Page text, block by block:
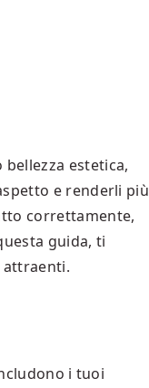
estetica,
e renderli più
correttamente,
guida, ti
i tuoi